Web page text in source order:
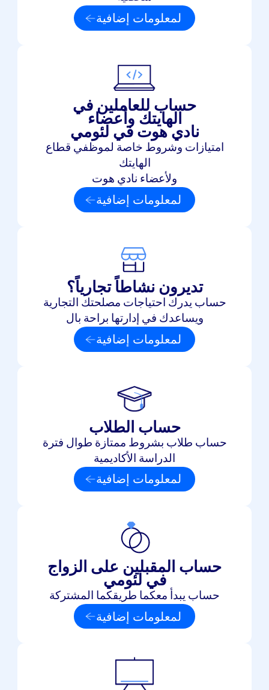
لمعلومات إضافية
حساب للعاملين في
الهايتك وأعضاء
نادي هوت في لئومي
امتيازات وشروط خاصة لموظفي قطاع
الهايتك
ولأعضاء نادي هوت
لمعلومات إضافية
تديرون نشاطاً تجارياً؟
حساب يدرك احتياجات مصلحتك التجارية
ويساعدك في إدارتها براحة بال
لمعلومات إضافية
حساب الطلاب
حساب طلاب بشروط ممتازة طوال فترة
الدراسة الأكاديمية
لمعلومات إضافية
حساب المقبلين على الزواج
في لئومي
حساب يبدأ معكما طريقكما المشتركة
لمعلومات إضافية